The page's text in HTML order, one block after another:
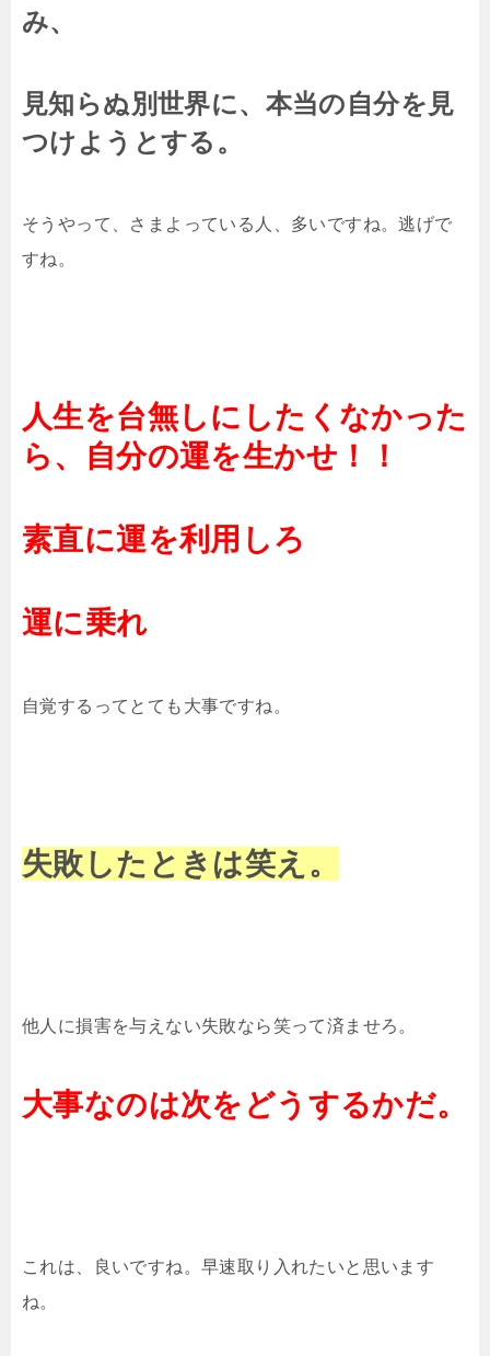
み、
見知らぬ別世界に、本当の自分を見
つけようとする。
そうやって、さまよっている人、多いですね。逃げで
すね。
人生を台無しにしたくなかった
ら、自分の運を生かせ！！
素直に運を利用しろ
運に乗れ
自覚するってとても大事ですね。
失敗したときは笑え。
他人に損害を与えない失敗なら笑って済ませろ。
大事なのは次をどうするかだ。
これは、良いですね。早速取り入れたいと思います
ね。